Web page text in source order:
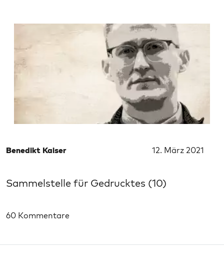
Benedikt Kaiser 12. März 2021
Sammelstelle für Gedrucktes (10)
60 Kommentare